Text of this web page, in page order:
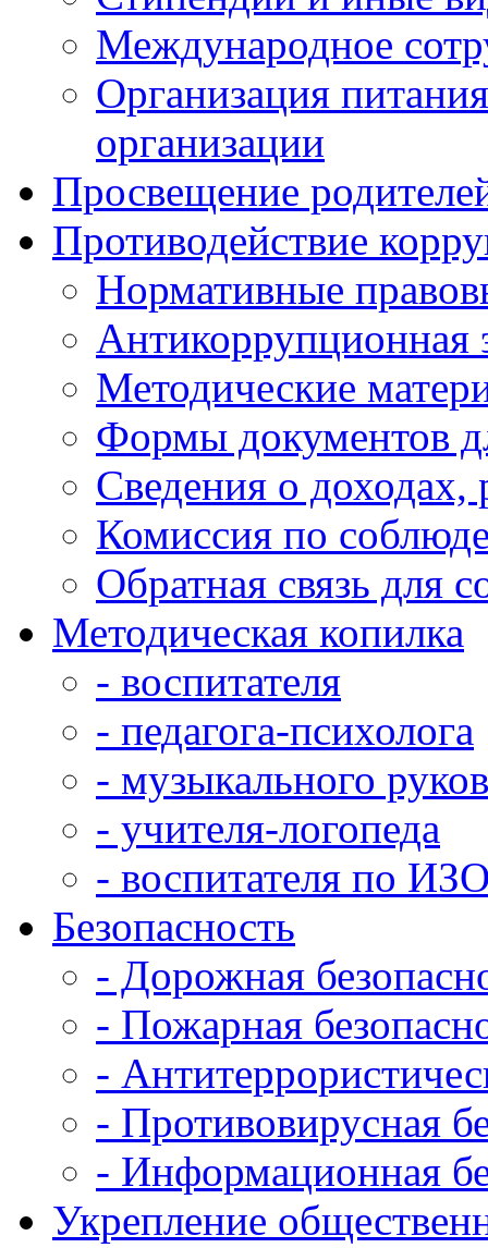
Международное
Организация
организации
Просвещение
Противодействие
Нормативные
Антикоррупционная
Методические
Формы документов
Сведения о доходах,
Комиссия по
Обратная связь для
Методическая копилка
- воспитателя
- педагога-психолога
- музыкального
- учителя-логопеда
- воспитателя по
Безопасность
- Дорожная
- Пожарная
-
- Противовирусная
- Информационная
Укрепление